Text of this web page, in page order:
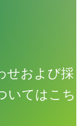
せおよび採
いてはこち